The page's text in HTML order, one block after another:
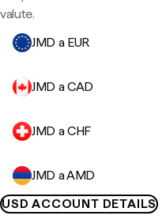
valute.
JMD a EUR
JMD a CAD
JMD a CHF
JMD a AMD
USD ACCOUNT DETAILS